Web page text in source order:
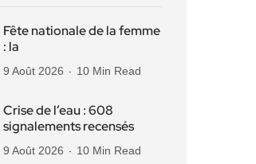
Fête nationale de la femme
: la
9 Août 2026 10 Min Read
Crise de l’eau : 608
signalements recensés
9 Août 2026 10 Min Read